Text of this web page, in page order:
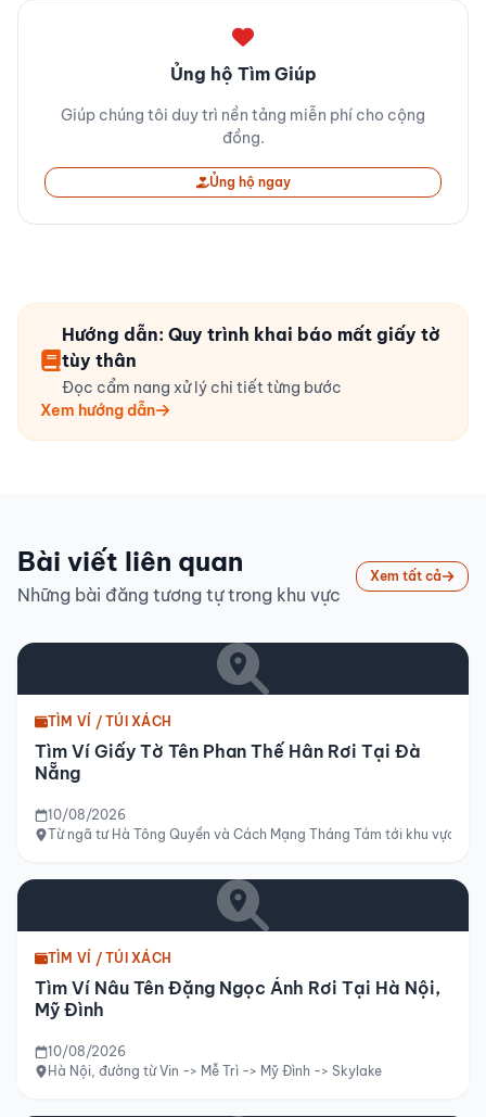
Ủng hộ Tìm Giúp
Giúp chúng tôi duy trì nền tảng miễn phí cho cộng
đồng.
Ủng hộ ngay
Hướng dẫn: Quy trình khai báo mất giấy tờ
tùy thân
Đọc cẩm nang xử lý chi tiết từng bước
Xem hướng dẫn
Bài viết liên quan
Những bài đăng tương tự trong khu vực
Xem tất cả
TÌM VÍ / TÚI XÁCH
Tìm Ví Giấy Tờ Tên Phan Thế Hân Rơi Tại Đà
Nẵng
10/08/2026
Từ ngã tư Hà Tông Quyền và Cách Mạng Tháng Tám tới khu vực
TÌM VÍ / TÚI XÁCH
Tìm Ví Nâu Tên Đặng Ngọc Ánh Rơi Tại Hà Nội,
Mỹ Đình
10/08/2026
Hà Nội, đường từ Vin -> Mễ Trì -> Mỹ Đình -> Skylake